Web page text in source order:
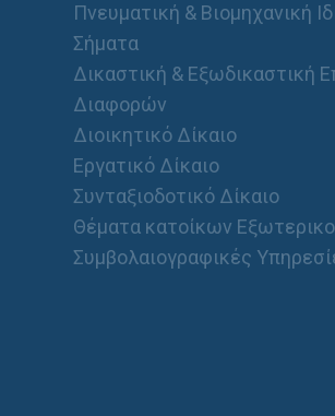
Πνευματική & Βιομηχανική
Σήματα
Δικαστική & Εξωδικαστική
Διαφορών
Διοικητικό Δίκαιο
Εργατικό Δίκαιο
Συνταξιοδοτικό Δίκαιο
Θέματα κατοίκων
Συμβολαιογραφικές